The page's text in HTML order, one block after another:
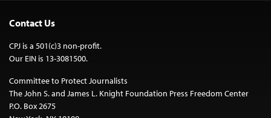
Contact Us
CPJ is a 501(c)3 non-profit.
Our EIN is 13-3081500.
Committee to Protect Journalists
The John S. and James L. Knight Foundation Press Freedom Center
P.O. Box 2675